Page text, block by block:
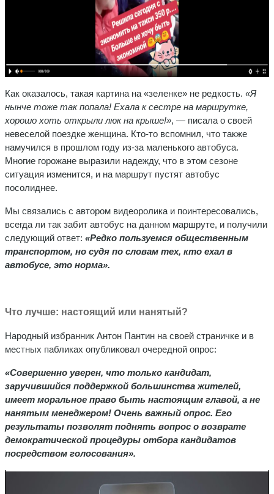
Как оказалось, такая картина на «зеленке» не редкость. «Я
нынче тоже так попала! Ехала к сестре на маршрутке,
хорошо хоть открыли люк на крыше!», — писала о своей
невеселой поездке женщина. Кто-то вспомнил, что также
намучился в прошлом году из-за маленького автобуса.
Многие горожане выразили надежду, что в этом сезоне
ситуация изменится, и на маршрут пустят автобус
посолиднее.
Мы связались с автором видеоролика и поинтересовались,
всегда ли так забит автобус на данном маршруте, и получили
следующий ответ: «Редко пользуемся общественным
транспортом, но судя по словам тех, кто ехал в
автобусе, это норма».
Что лучше: настоящий или нанятый?
Народный избранник Антон Пантин на своей страничке и в
местных пабликах опубликовал очередной опрос:
«Совершенно уверен, что только кандидат,
заручившийся поддержкой большинства жителей,
имеет моральное право быть настоящим главой, а не
нанятым менеджером! Очень важный опрос. Его
результаты позволят поднять вопрос о возврате
демократической процедуры отбора кандидатов
посредством голосования».